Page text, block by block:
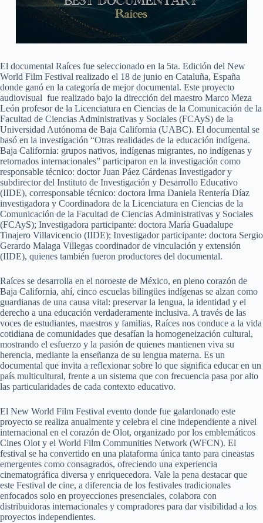
El documental Raíces fue seleccionado en la 5ta. Edición del New
World Film Festival realizado el 18 de junio en Cataluña, España
donde ganó en la categoría de mejor documental. Este proyecto
audiovisual fue realizado bajo la dirección del maestro Marco Meza
León profesor de la Licenciatura en Ciencias de la Comunicación de la
Facultad de Ciencias Administrativas y Sociales (FCAyS) de la
Universidad Autónoma de Baja California (UABC). El documental se
basó en la investigación “Otras realidades de la educación indígena.
Baja California: grupos nativos, indígenas migrantes, no indígenas y
retornados internacionales” participaron en la investigación como
responsable técnico: doctor Juan Páez Cárdenas Investigador y
subdirector del Instituto de Investigación y Desarrollo Educativo
(IIDE), corresponsable técnico: doctora Irma Daniela Rentería Díaz
investigadora y Coordinadora de la Licenciatura en Ciencias de la
Comunicación de la Facultad de Ciencias Administrativas y Sociales
(FCAyS); Investigadora participante: doctora María Guadalupe
Tinajero Villavicencio (IIDE); Investigador participante: doctora Sergio
Gerardo Malaga Villegas coordinador de vinculación y extensión
(IIDE), quienes también fueron productores del documental.
Raíces se desarrolla en el noroeste de México, en pleno corazón de
Baja California, ahí, cinco escuelas bilingües indígenas se alzan como
guardianas de una causa vital: preservar la lengua, la identidad y el
derecho a una educación verdaderamente inclusiva. A través de las
voces de estudiantes, maestros y familias, Raíces nos conduce a la vida
cotidiana de comunidades que desafían la homogeneización cultural,
mostrando el esfuerzo y la pasión de quienes mantienen viva su
herencia, mediante la enseñanza de su lengua materna. Es un
documental que invita a reflexionar sobre lo que significa educar en un
país multicultural, frente a un sistema que con frecuencia pasa por alto
las particularidades de cada contexto educativo.
El New World Film Festival evento donde fue galardonado este
proyecto se realiza anualmente y celebra el cine independiente a nivel
internacional en el corazón de Olot, organizado por los emblemáticos
Cines Olot y el World Film Communities Network (WFCN). El
festival se ha convertido en una plataforma única tanto para cineastas
emergentes como consagrados, ofreciendo una experiencia
cinematográfica diversa y enriquecedora. Vale la pena destacar que
este Festival de cine, a diferencia de los festivales tradicionales
enfocados solo en proyecciones presenciales, colabora con
distribuidoras internacionales y compradores para dar visibilidad a los
proyectos independientes.